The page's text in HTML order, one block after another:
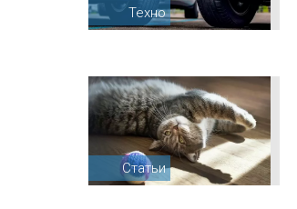
Техно
Статьи